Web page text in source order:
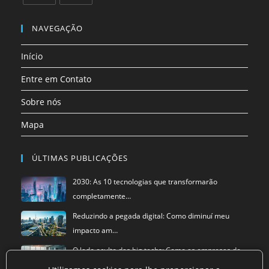
uma
aba
uma
aba
em
uma
nova
aba
em
uma
aba
NAVEGAÇÃO
Início
Entre em Contato
Sobre nós
Mapa
ÚLTIMAS PUBLICAÇÕES
2030: As 10 tecnologias que transformarão
completamente…
Reduzindo a pegada digital: Como diminuí meu
impacto am…
O lado oculto das big techs: Como as empresas de